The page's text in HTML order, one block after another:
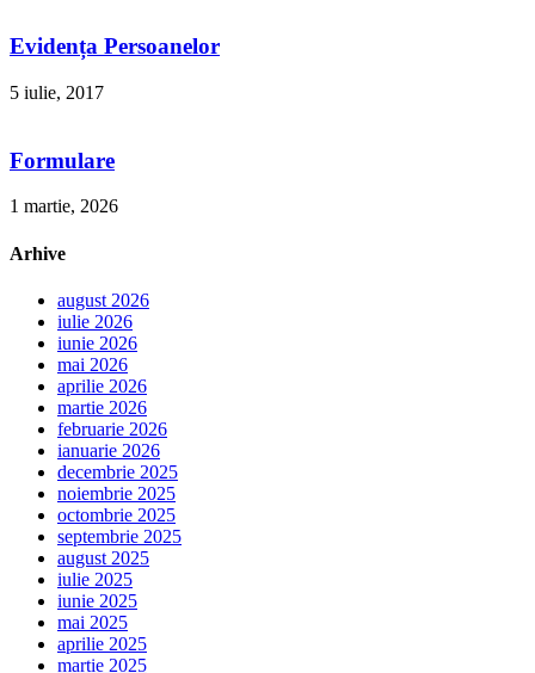
Evidența Persoanelor
5 iulie, 2017
Formulare
1 martie, 2026
Arhive
august 2026
iulie 2026
iunie 2026
mai 2026
aprilie 2026
martie 2026
februarie 2026
ianuarie 2026
decembrie 2025
noiembrie 2025
octombrie 2025
septembrie 2025
august 2025
iulie 2025
iunie 2025
mai 2025
aprilie 2025
martie 2025